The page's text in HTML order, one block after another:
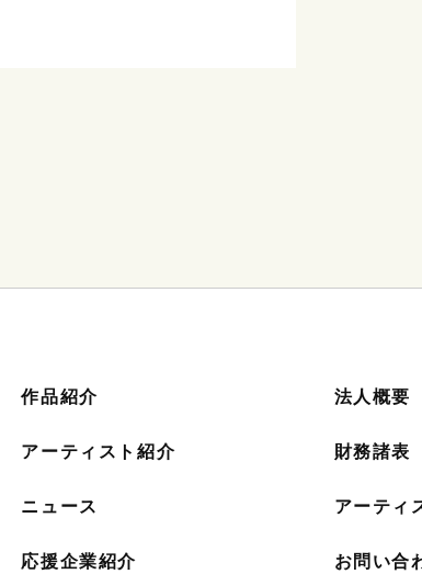
作品紹介
アーティスト紹介
ニュース
応援企業紹介
法人概要
財務諸表
アーティ
お問い合